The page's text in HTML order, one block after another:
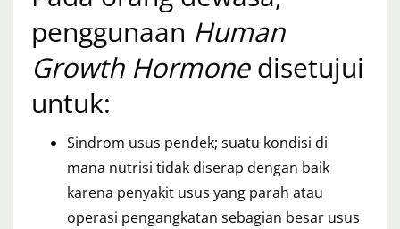
penggunaan Human
Growth Hormonedisetujui
untuk:
Sindrom usus pendek; suatu kondisi di
mana nutrisi tidak diserap dengan baik
karena penyakit usus yang parah atau
operasi pengangkatan sebagian besar usus